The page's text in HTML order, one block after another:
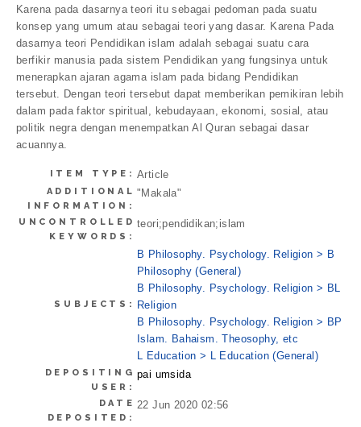
Karena pada dasarnya teori itu sebagai pedoman pada suatu
konsep yang umum atau sebagai teori yang dasar. Karena Pada
dasarnya teori Pendidikan islam adalah sebagai suatu cara
berfikir manusia pada sistem Pendidikan yang fungsinya untuk
menerapkan ajaran agama islam pada bidang Pendidikan
tersebut. Dengan teori tersebut dapat memberikan pemikiran lebih
dalam pada faktor spiritual, kebudayaan, ekonomi, sosial, atau
politik negra dengan menempatkan Al Quran sebagai dasar
acuannya.
ITEM TYPE: Article
ADDITIONAL
INFORMATION:
"Makala"
UNCONTROLLED
KEYWORDS:
teori;pendidikan;islam
SUBJECTS:
B Philosophy. Psychology. Religion > B
Philosophy (General)
B Philosophy. Psychology. Religion > BL
Religion
B Philosophy. Psychology. Religion > BP
Islam. Bahaism. Theosophy, etc
L Education > L Education (General)
DEPOSITING
USER:
pai umsida
DATE
DEPOSITED:
22 Jun 2020 02:56